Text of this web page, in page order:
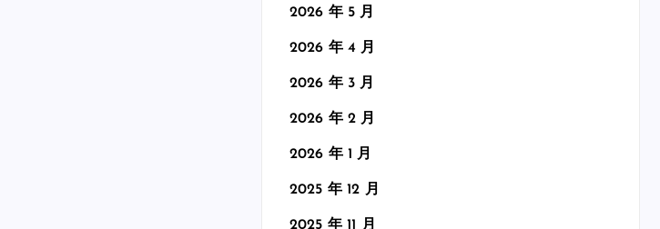
2026 年 5 月
2026 年 4 月
2026 年 3 月
2026 年 2 月
2026 年 1 月
2025 年 12 月
2025 年 11 月